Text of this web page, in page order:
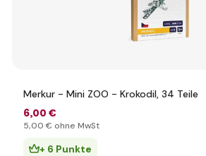
Merkur - Mini ZOO - Krokodil, 34 Teile
6,00 €
5,00 € ohne MwSt
+ 6 Punkte